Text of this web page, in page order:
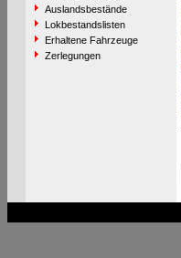
Auslandsbestände
Lokbestandslisten
Erhaltene Fahrzeuge
Zerlegungen